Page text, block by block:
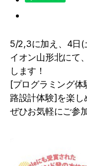
5/2,3に加え、4日(
イオン山形北にて
します！
[プログラミング
路設計体験]を楽し
ぜひお気軽にご参